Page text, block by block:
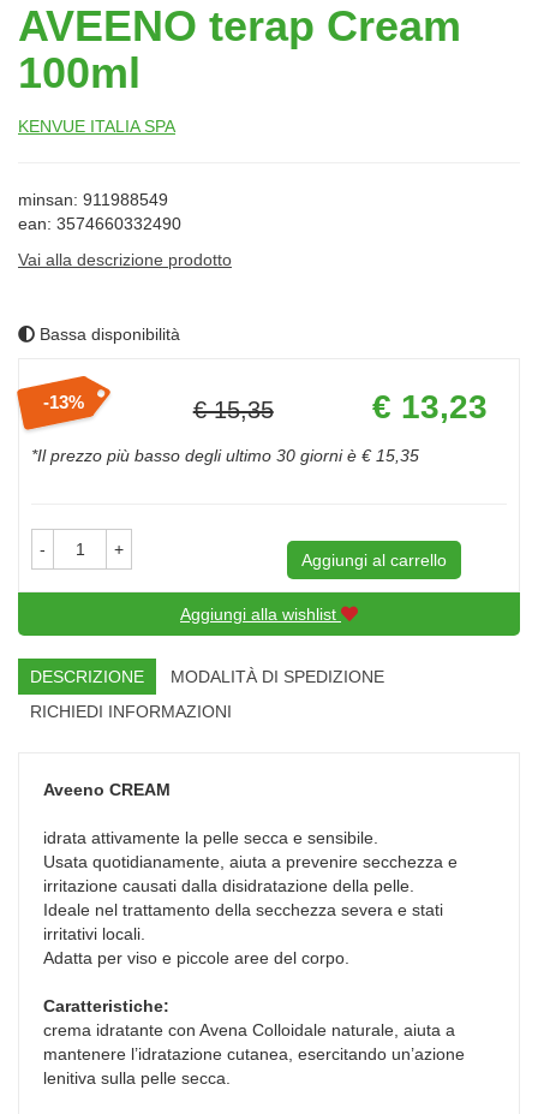
AVEENO terap Cream
100ml
KENVUE ITALIA SPA
minsan: 911988549
ean: 3574660332490
Vai alla descrizione prodotto
Bassa disponibilità
Sconto
del
13% € 15,35
Prezzo
scontato
€ 13,23
*Il prezzo più basso degli ultimo 30 giorni è € 15,35
- +
Aggiungi al carrello
Aggiungi alla wishlist
DESCRIZIONE
MODALITÀ DI SPEDIZIONE
RICHIEDI INFORMAZIONI
Aveeno CREAM
idrata attivamente la pelle secca e sensibile.
Usata quotidianamente, aiuta a prevenire secchezza e
irritazione causati dalla disidratazione della pelle.
Ideale nel trattamento della secchezza severa e stati
irritativi locali.
Adatta per viso e piccole aree del corpo.
Caratteristiche:
crema idratante con Avena Colloidale naturale, aiuta a
mantenere l’idratazione cutanea, esercitando un’azione
lenitiva sulla pelle secca.